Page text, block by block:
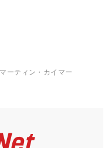
マーティン・カイマー